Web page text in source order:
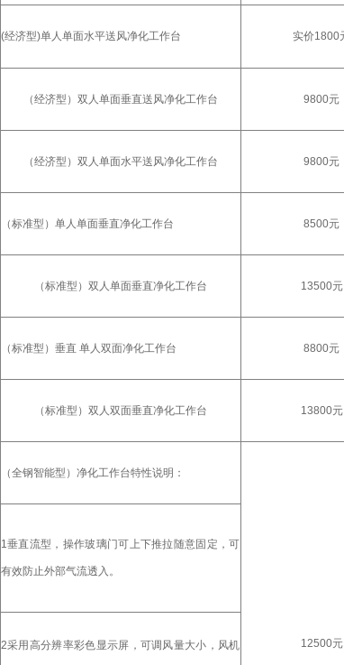
(经济型)单人单面水平送风净化工作台 实价1800
（经济型）双人单面垂直送风净化工作台 9800元
（经济型）双人单面水平送风净化工作台 9800元
（标准型）单人单面垂直净化工作台 8500元
（标准型）双人单面垂直净化工作台 13500元
（标准型）垂直 单人双面净化工作台 8800元
（标准型）双人双面垂直净化工作台 13800元
（全钢智能型）净化工作台特性说明：
12500元
1垂直流型，操作玻璃门可上下推拉随意固定，可
有效防止外部气流透入。
2采用高分辨率彩色显示屏，可调风量大小，风机